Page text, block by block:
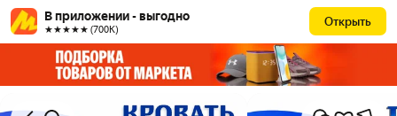
В приложении - выгодно
★★★★★ (700К)
Открыть